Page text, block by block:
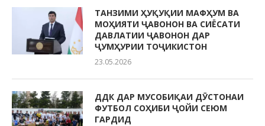
ТАНЗИМИ ҲУҚУҚИИ МАФҲУМ ВА
МОҲИЯТИ ҶАВОНОН ВА СИЁСАТИ
ДАВЛАТИИ ҶАВОНОН ДАР
ҶУМҲУРИИ ТОҶИКИСТОН
23.05.2026
ДДК ДАР МУСОБИҚАИ ДӮСТОНАИ
ФУТБОЛ СОҲИБИ ҶОЙИ СЕЮМ
ГАРДИД